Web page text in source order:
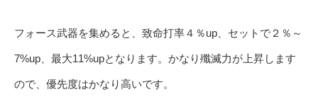
フォース武器を集めると、致命打率４％up、セットで２％～
7%up、最大11%upとなります。かなり殲滅力が上昇します
ので、優先度はかなり高いです。